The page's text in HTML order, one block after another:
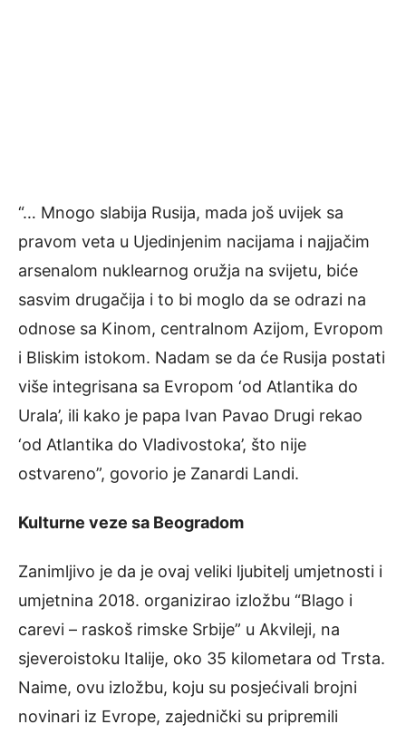
“… Mnogo slabija Rusija, mada još uvijek sa
pravom veta u Ujedinjenim nacijama i najjačim
arsenalom nuklearnog oružja na svijetu, biće
sasvim drugačija i to bi moglo da se odrazi na
odnose sa Kinom, centralnom Azijom, Evropom
i Bliskim istokom. Nadam se da će Rusija postati
više integrisana sa Evropom ‘od Atlantika do
Urala’, ili kako je papa Ivan Pavao Drugi rekao
‘od Atlantika do Vladivostoka’, što nije
ostvareno”, govorio je Zanardi Landi.
Kulturne veze sa Beogradom
Zanimljivo je da je ovaj veliki ljubitelj umjetnosti i
umjetnina 2018. organizirao izložbu “Blago i
carevi – raskoš rimske Srbije” u Akvileji, na
sjeveroistoku Italije, oko 35 kilometara od Trsta.
Naime, ovu izložbu, koju su posjećivali brojni
novinari iz Evrope, zajednički su pripremili